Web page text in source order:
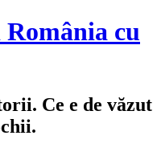
cu
Ce e de văzut